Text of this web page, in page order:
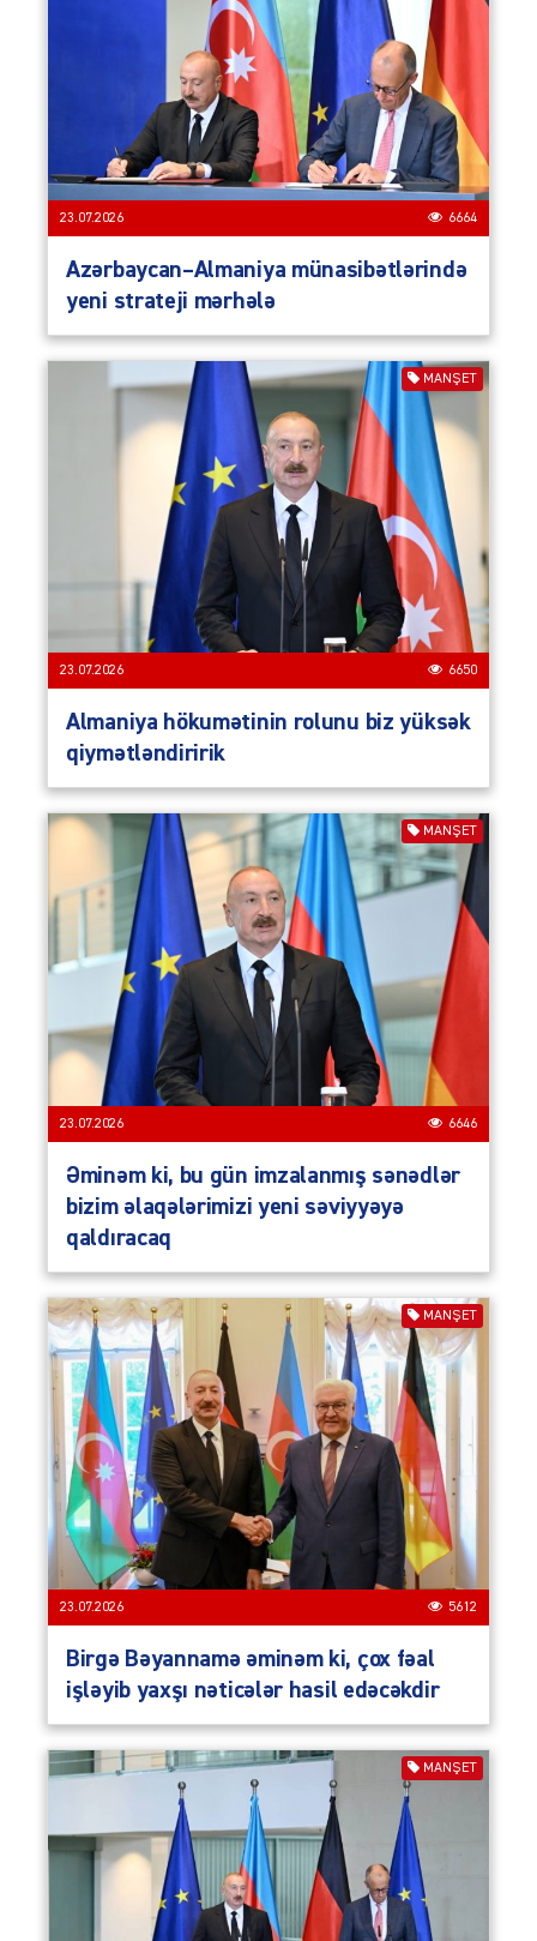
23.07.2026 6664
Azərbaycan–Almaniya münasibətlərində
yeni strateji mərhələ
MANŞET
23.07.2026 6650
Almaniya hökumətinin rolunu biz yüksək
qiymətləndiririk
MANŞET
23.07.2026 6646
Əminəm ki, bu gün imzalanmış sənədlər
bizim əlaqələrimizi yeni səviyyəyə
qaldıracaq
MANŞET
23.07.2026 5612
Birgə Bəyannamə əminəm ki, çox fəal
işləyib yaxşı nəticələr hasil edəcəkdir
MANŞET